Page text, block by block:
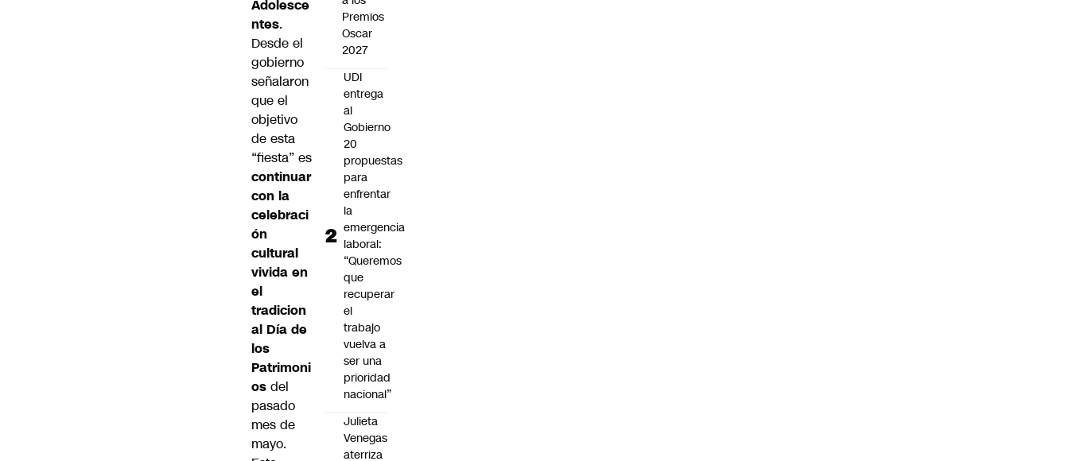
Adolesce
ntes.
Desde el
gobierno
señalaron
que el
objetivo
de esta
“fiesta” es
continuar
con la
celebraci
ón
cultural
vivida en
el
tradicion
al Día de
los
Patrimoni
os del
pasado
mes de
mayo.
Premios
Oscar
2027
UDI
entrega
al
Gobierno
20
propuestas
para
enfrentar
la
emergencia
laboral:
“Queremos
que
recuperar
el
trabajo
vuelva a
ser una
prioridad
nacional”
Julieta
Venegas
aterriza